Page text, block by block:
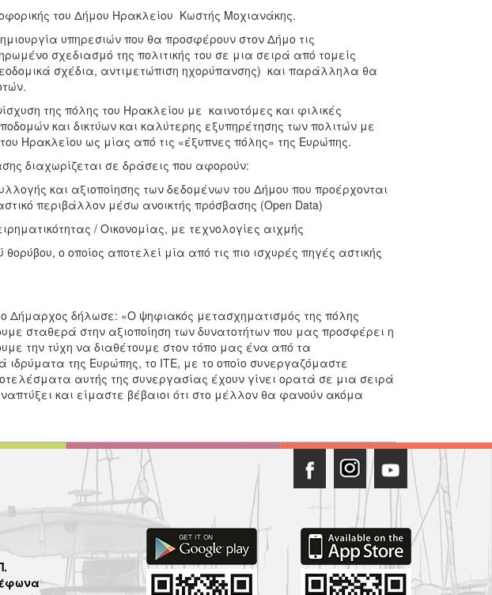
του Δήμου Ηρακλείου Κωστής Μοχιανάκης.
υπηρεσιών που θα προσφέρουν στον Δήμο τις
σχεδιασμό της πολιτικής του σε μια σειρά από τομείς
σχέδια, αντιμετώπιση ηχορύπανσης) και παράλληλα θα
της πόλης του Ηρακλείου με καινοτόμες και φιλικές
και δικτύων και καλύτερης εξυπηρέτησης των πολιτών με
Ηρακλείου ως μίας από τις «έξυπνες πόλης» της Ευρώπης.
διαχωρίζεται σε δράσεις που αφορούν:
και αξιοποίησης των δεδομένων του Δήμου που προέρχονται
περιβάλλον μέσω ανοικτής πρόσβασης (Open Data)
/ Οικονομίας, με τεχνολογίες αιχμής
ο οποίος αποτελεί μία από τις πιο ισχυρές πηγές αστικής
Δήμαρχος δήλωσε: «Ο ψηφιακός μετασχηματισμός της πόλης
σταθερά στην αξιοποίηση των δυνατοτήτων που μας προσφέρει η
την τύχη να διαθέτουμε στον τόπο μας ένα από τα
ιδρύματα της Ευρώπης, το ΙΤΕ, με το οποίο συνεργαζόμαστε
αυτής της συνεργασίας έχουν γίνει ορατά σε μια σειρά
και είμαστε βέβαιοι ότι στο μέλλον θα φανούν ακόμα